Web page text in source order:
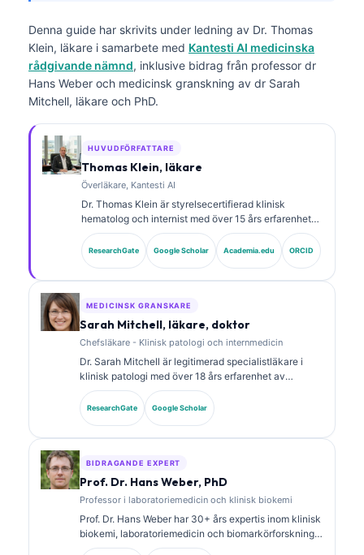
Denna guide har skrivits under ledning av Dr. Thomas
Klein, läkare i samarbete med Kantesti AI medicinska
rådgivande nämnd, inklusive bidrag från professor dr
Hans Weber och medicinsk granskning av dr Sarah
Mitchell, läkare och PhD.
HUVUDFÖRFATTARE
Thomas Klein, läkare
Överläkare, Kantesti AI
Dr. Thomas Klein är styrelsecertifierad klinisk
hematolog och internist med över 15 års erfarenhet
av laboratoriemedicin och AI-assisterad klinisk
analys. Som Chief Medical Officer på Kantesti AI ger
han klinisk översyn av den medicinska
tolkning av biomarkörer och laboratoriediagnostik
inom laboratoriemedicinska områden.
ResearchGate Google Scholar Academia.edu ORCID
MEDICINSK GRANSKARE
Sarah Mitchell, läkare, doktor
Chefsläkare - Klinisk patologi och internmedicin
Dr. Sarah Mitchell är legitimerad specialistläkare i
klinisk patologi med över 18 års erfarenhet av
laboratoriemedicin och diagnostisk analys. Hon har
specialcertifieringar inom klinisk kemi och har
publicerat omfattande forskning om biomarkörpaneler
ResearchGate Google Scholar
BIDRAGANDE EXPERT
Prof. Dr. Hans Weber, PhD
Professor i laboratoriemedicin och klinisk biokemi
Prof. Dr. Hans Weber har 30+ års expertis inom klinisk
biokemi, laboratoriemedicin och biomarkörforskning.
Tidigare president för German Society for Clinical